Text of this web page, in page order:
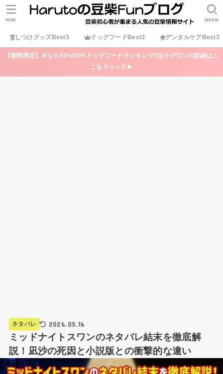
しつけグッズBest3 ドッグフードBest3 デンタルケアBest3
SEARCH
MENU
【期間限定】今なら50%OFF!ドッグフードランキング1位モグワンの詳細はこ
こをクリック▶
ネタバレ 2026.05.16
ミッドナイトスワンのネタバレ結末を徹底解
説！凪沙の死因と小説版との衝撃的な違い